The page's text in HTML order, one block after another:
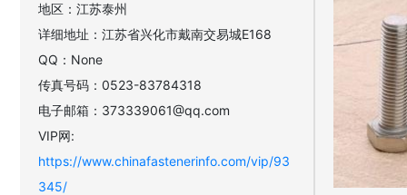
地区：江苏泰州
详细地址：江苏省兴化市戴南交易城E168
QQ：None
传真号码：0523-83784318
电子邮箱：373339061@qq.com
VIP网:
https://www.chinafastenerinfo.com/vip/93
345/